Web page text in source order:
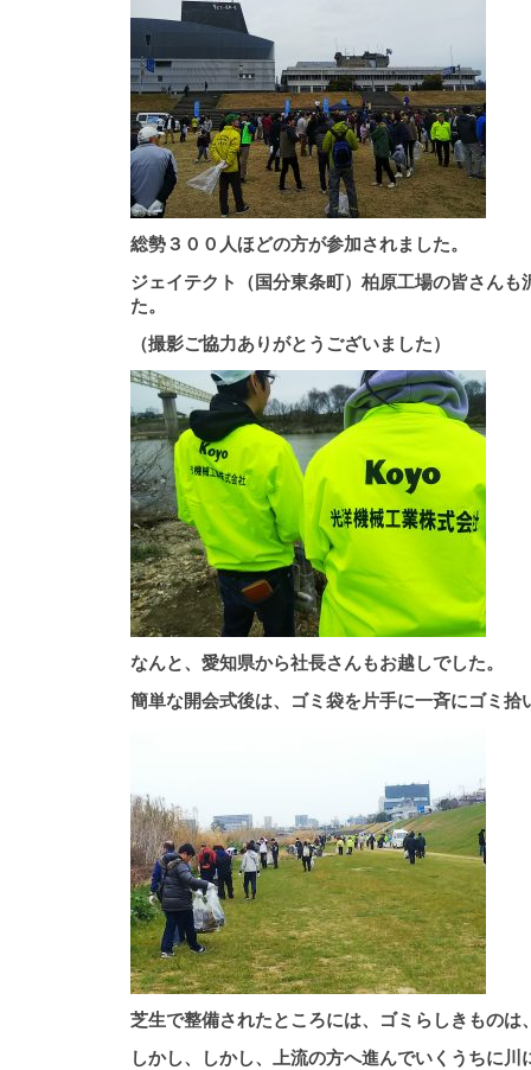
総勢３００人ほどの方が参加されました。
ジェイテクト（国分東条町）柏原工場の皆さんも
た。
（撮影ご協力ありがとうございました）
なんと、愛知県から社長さんもお越しでした。
簡単な開会式後は、ゴミ袋を片手に一斉にゴミ拾
芝生で整備されたところには、ゴミらしきものは
しかし、しかし、上流の方へ進んでいくうちに川